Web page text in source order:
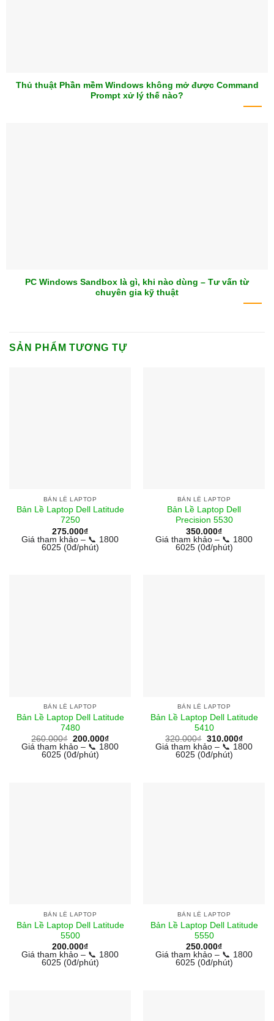
Thủ thuật Phần mềm Windows không mở được Command
Prompt xử lý thế nào?
PC Windows Sandbox là gì, khi nào dùng – Tư vấn từ
chuyên gia kỹ thuật
SẢN PHẨM TƯƠNG TỰ
BẢN LỀ LAPTOP
Bản Lề Laptop Dell Latitude
7250
275.000₫
Giá tham khảo – 📞 1800
6025 (0đ/phút)
BẢN LỀ LAPTOP
Bản Lề Laptop Dell
Precision 5530
350.000₫
Giá tham khảo – 📞 1800
6025 (0đ/phút)
BẢN LỀ LAPTOP
Bản Lề Laptop Dell Latitude
7480
260.000₫ Giá
gốc
là:
260.000₫.
200.000₫Giá
hiện
Giá tham khảo – 📞 1800
6025 (0đ/phút)
BẢN LỀ LAPTOP
Bản Lề Laptop Dell Latitude
5410
320.000₫ Giá
gốc
là:
320.000₫.
310.000₫Giá
hiện
Giá tham khảo – 📞 1800
6025 (0đ/phút)
BẢN LỀ LAPTOP
Bản Lề Laptop Dell Latitude
5500
200.000₫
Giá tham khảo – 📞 1800
6025 (0đ/phút)
BẢN LỀ LAPTOP
Bản Lề Laptop Dell Latitude
5550
250.000₫
Giá tham khảo – 📞 1800
6025 (0đ/phút)